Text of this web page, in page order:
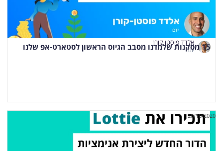
15 מסקנות שלמדנו מסבב הגיוס הראשון לסטארט-אפ שלנו אלדד פוסטן-קורן
יזם
20/10/2020